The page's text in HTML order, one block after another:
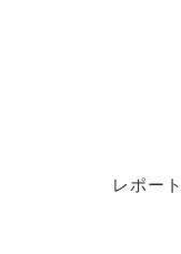
レポー